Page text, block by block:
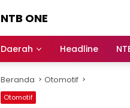
NTB ONE
dan
Berita
Lombok
Daerah Headline
Beranda Otomotif
Otomotif